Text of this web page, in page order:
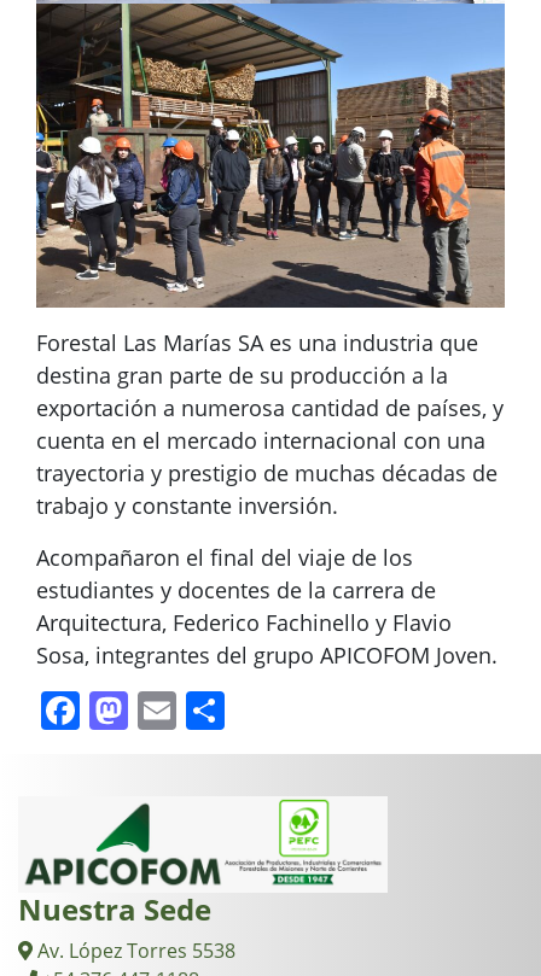
Forestal Las Marías SA es una industria que
destina gran parte de su producción a la
exportación a numerosa cantidad de países, y
cuenta en el mercado internacional con una
trayectoria y prestigio de muchas décadas de
trabajo y constante inversión.
Acompañaron el final del viaje de los
estudiantes y docentes de la carrera de
Arquitectura, Federico Fachinello y Flavio
Sosa, integrantes del grupo APICOFOM Joven.
Facebook
Mastodon
Email
Nuestra Sede
Av. López Torres 5538